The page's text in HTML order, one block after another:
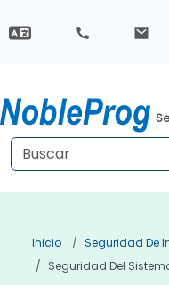
Inicio
Seguridad De
Seguridad Del